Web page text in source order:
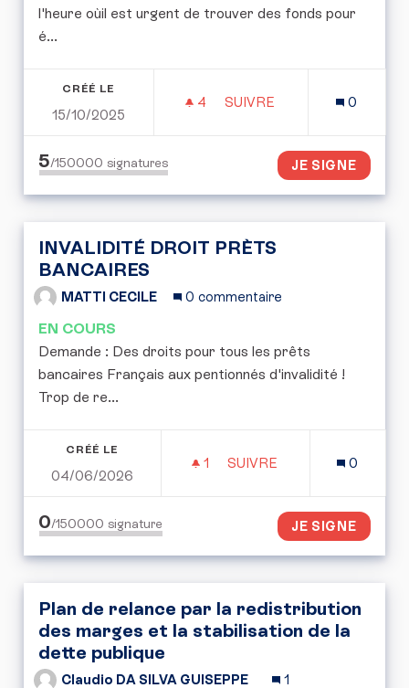
l'heure oùil est urgent de trouver des fonds pour
é...
CRÉÉ LE
15/10/2025
4 4 ABONNÉS
SUIVRE
0
5/150000 signatures JE SIGNE
INVALIDITÉ DROIT PRÈTS
BANCAIRES
MATTI CECILE 0 commentaire
EN COURS
Demande : Des droits pour tous les prêts
bancaires Français aux pentionnés d'invalidité !
Trop de re...
CRÉÉ LE
04/06/2026
1 1 ABONNÉ
SUIVRE
0
0/150000 signature JE SIGNE
Plan de relance par la redistribution
des marges et la stabilisation de la
dette publique
Claudio DA SILVA GUISEPPE
1